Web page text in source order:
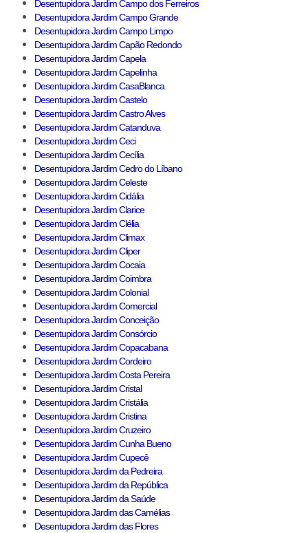
Desentupidora Jardim Campo dos Ferreiros
Desentupidora Jardim Campo Grande
Desentupidora Jardim Campo Limpo
Desentupidora Jardim Capão Redondo
Desentupidora Jardim Capela
Desentupidora Jardim Capelinha
Desentupidora Jardim CasaBlanca
Desentupidora Jardim Castelo
Desentupidora Jardim Castro Alves
Desentupidora Jardim Catanduva
Desentupidora Jardim Ceci
Desentupidora Jardim Cecília
Desentupidora Jardim Cedro do Líbano
Desentupidora Jardim Celeste
Desentupidora Jardim Cidália
Desentupidora Jardim Clarice
Desentupidora Jardim Clélia
Desentupidora Jardim Climax
Desentupidora Jardim Cliper
Desentupidora Jardim Cocaia
Desentupidora Jardim Coimbra
Desentupidora Jardim Colonial
Desentupidora Jardim Comercial
Desentupidora Jardim Conceição
Desentupidora Jardim Consórcio
Desentupidora Jardim Copacabana
Desentupidora Jardim Cordeiro
Desentupidora Jardim Costa Pereira
Desentupidora Jardim Cristal
Desentupidora Jardim Cristália
Desentupidora Jardim Cristina
Desentupidora Jardim Cruzeiro
Desentupidora Jardim Cunha Bueno
Desentupidora Jardim Cupecê
Desentupidora Jardim da Pedreira
Desentupidora Jardim da República
Desentupidora Jardim da Saúde
Desentupidora Jardim das Camélias
Desentupidora Jardim das Flores